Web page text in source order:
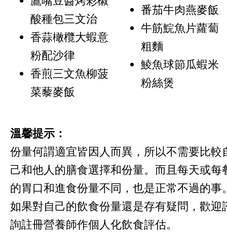
酸種包三文治
香蒜橄欖大蝦意
粉配沙律
香煎三文魚柳菠
菜藜麥飯
番茄牛肉燕麥飯
牛筋鯇魚片蘿蔔
粗麵
鯪魚球節瓜蝦米
粉絲煲
溫馨提示：
份量何謂適宜皆因人而異，所以不需要比較
己和他人的膳食選擇和份量。而且每天或每
的胃口和進食份量不同，也是正常不過的事
如果對自己的飲食份量還是存有疑問，歡迎
詢註冊營養師作個人化飲食評估。